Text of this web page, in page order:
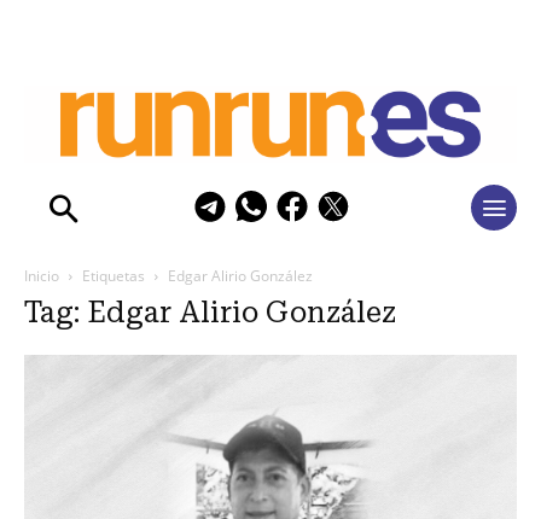
Inicio Etiquetas Edgar Alirio González
Tag: Edgar Alirio González